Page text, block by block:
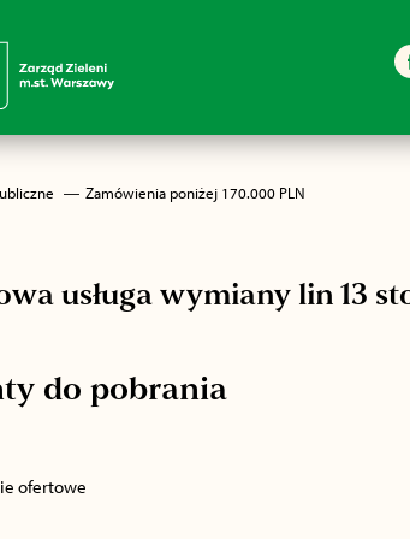
― Zamówienia poniżej 170.000 PLN
usługa wymiany lin 13
do pobrania
ofertowe